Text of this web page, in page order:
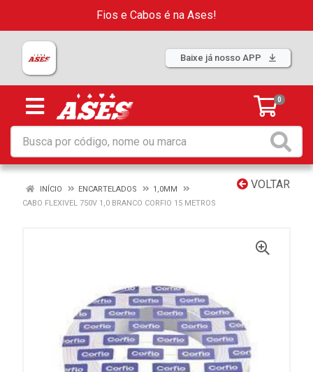
Fios e Cabos é na Ases!
Baixe já nosso APP
0
VOLTAR
INÍCIO ENCARTELADOS
1,0MM
CABO FLEXIVEL 750V 1,0 BRANCO CORFIO 15 METROS